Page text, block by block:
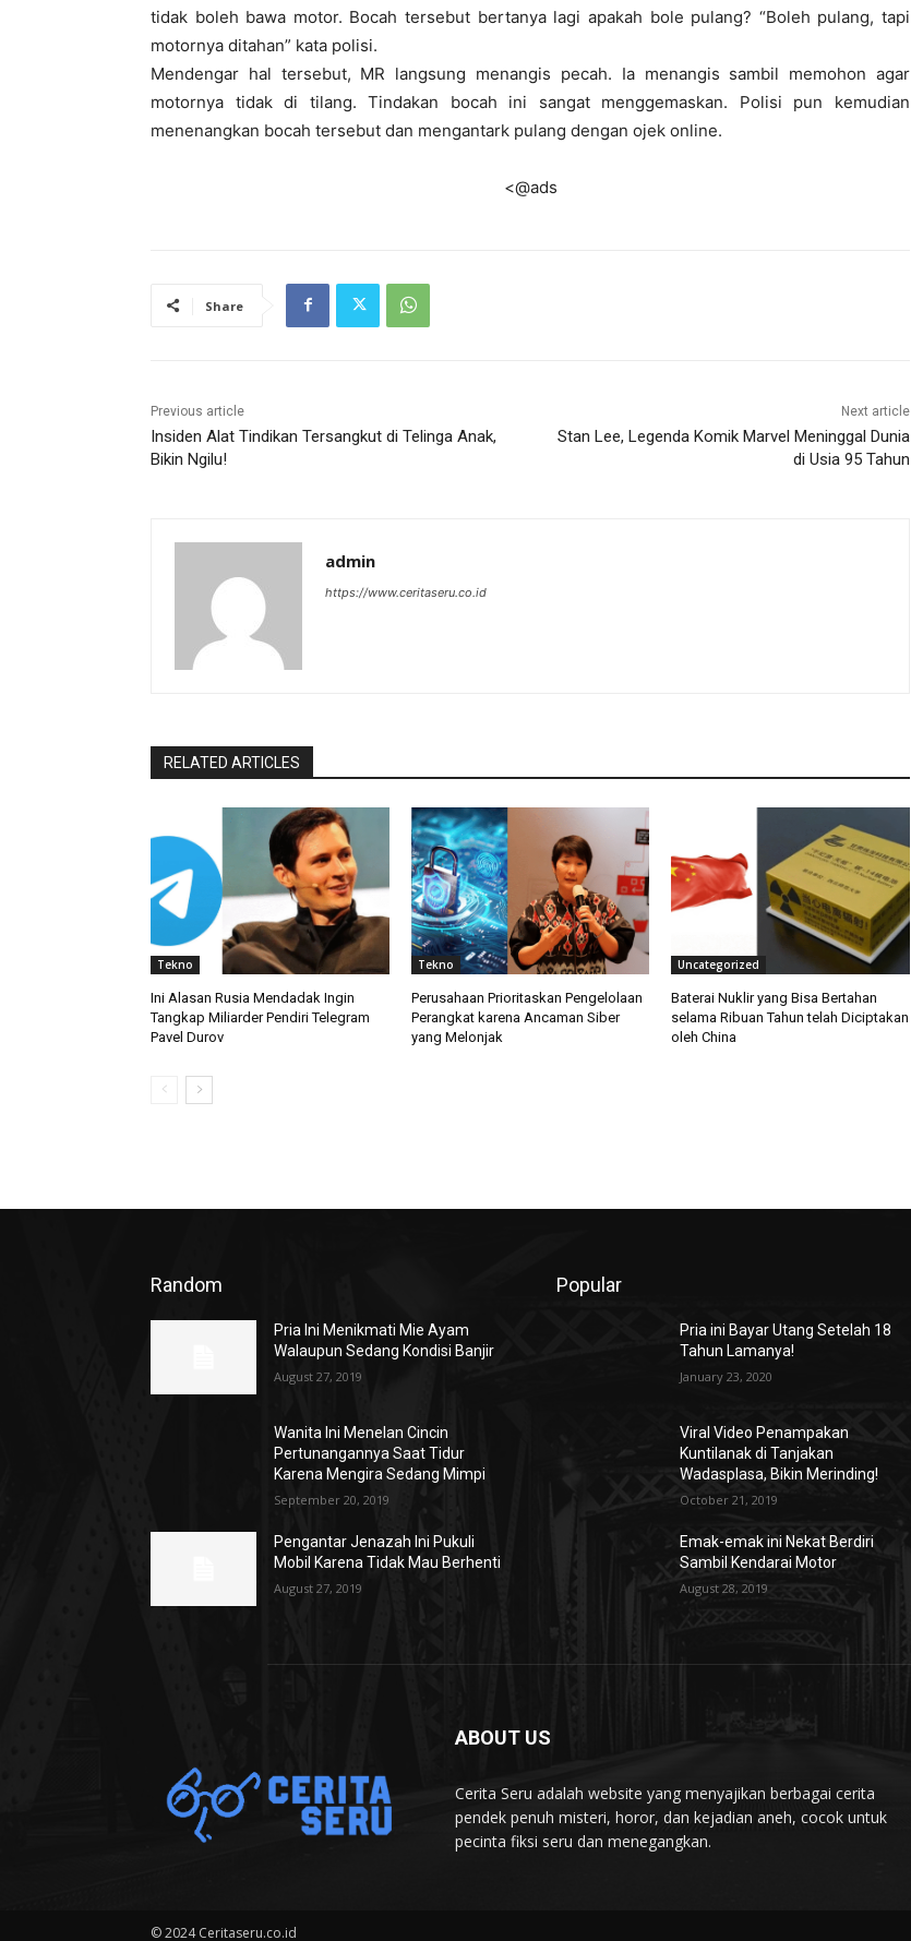
tidak boleh bawa motor. Bocah tersebut bertanya lagi apakah bole pulang? “Boleh pulang, tapi
motornya ditahan” kata polisi.
Mendengar hal tersebut, MR langsung menangis pecah. Ia menangis sambil memohon agar
motornya tidak di tilang. Tindakan bocah ini sangat menggemaskan. Polisi pun kemudian
menenangkan bocah tersebut dan mengantark pulang dengan ojek online.
<@ads
Share
Previous article
Insiden Alat Tindikan Tersangkut di Telinga Anak,
Bikin Ngilu!
Next article
Stan Lee, Legenda Komik Marvel Meninggal Dunia
di Usia 95 Tahun
admin
https://www.ceritaseru.co.id
RELATED ARTICLES
Tekno
Ini Alasan Rusia Mendadak Ingin
Tangkap Miliarder Pendiri Telegram
Pavel Durov
Tekno
Perusahaan Prioritaskan Pengelolaan
Perangkat karena Ancaman Siber
yang Melonjak
Uncategorized
Baterai Nuklir yang Bisa Bertahan
selama Ribuan Tahun telah Diciptakan
oleh China
Random
Pria Ini Menikmati Mie Ayam
Walaupun Sedang Kondisi Banjir
August 27, 2019
Wanita Ini Menelan Cincin
Pertunangannya Saat Tidur
Karena Mengira Sedang Mimpi
September 20, 2019
Pengantar Jenazah Ini Pukuli
Mobil Karena Tidak Mau Berhenti
August 27, 2019
Popular
Pria ini Bayar Utang Setelah 18
Tahun Lamanya!
January 23, 2020
Viral Video Penampakan
Kuntilanak di Tanjakan
Wadasplasa, Bikin Merinding!
October 21, 2019
Emak-emak ini Nekat Berdiri
Sambil Kendarai Motor
August 28, 2019
ABOUT US
Cerita Seru adalah website yang menyajikan berbagai cerita
pendek penuh misteri, horor, dan kejadian aneh, cocok untuk
pecinta fiksi seru dan menegangkan.
© 2024 Ceritaseru.co.id